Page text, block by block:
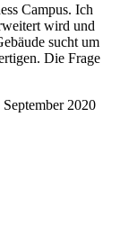
Campus. Ich
wird und
sucht um
Die Frage
September 2020